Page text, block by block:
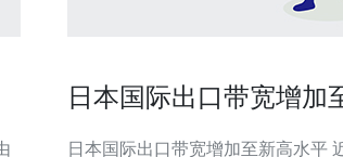
日本国际出口带宽增加
日本国际出口带宽增加至新高水平 近年来，随着互联网的